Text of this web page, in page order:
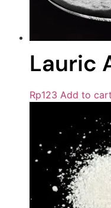
Lauric
Rp123 Add to cart